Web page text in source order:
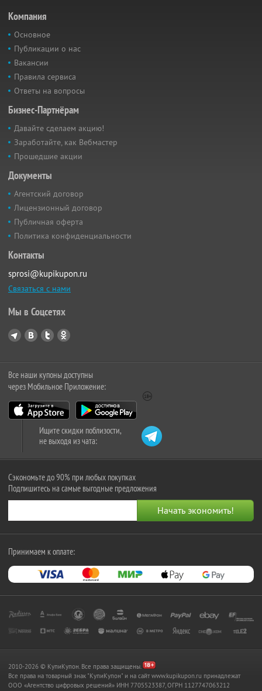
Компания
Основное
Публикации о нас
Вакансии
Правила сервиса
Ответы на вопросы
Бизнес-Партнёрам
Давайте сделаем акцию!
Заработайте, как Вебмастер
Прошедшие акции
Документы
Агентский договор
Лицензионный договор
Публичная оферта
Политика конфиденциальности
Контакты
sprosi@kupikupon.ru
Связаться с нами
Мы в Соцсетях
Все наши купоны доступны
через Мобильное Приложение:
Ищите скидки поблизости,
не выходя из чата:
Сэкономьте до 90% при любых покупках
Подпишитесь на самые выгодные предложения
Принимаем к оплате:
2010-2026 © КупиКупон. Все права защищены.
Все права на товарный знак "КупиКупон" и на сайт www.kupikupon.ru принадлежат
OOO «Агентство цифровых решений» ИНН 7705523387, ОГРН 1127747063212